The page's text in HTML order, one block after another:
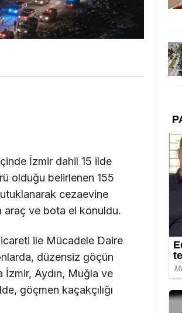
İzmir dahil 15 ilde
olduğu belirlenen 155
cezaevine
araç ve bota el konuldu.
ile Mücadele Daire
düzensiz göçün
İzmir, Aydın, Muğla ve
göçmen kaçakçılığı